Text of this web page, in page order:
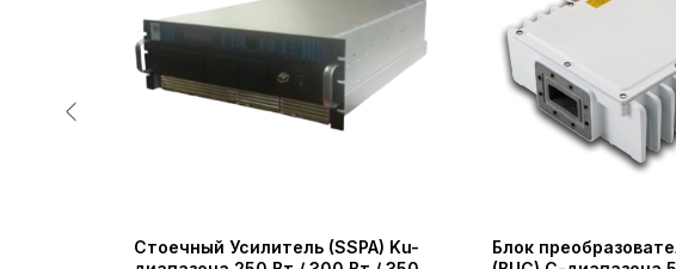
Стоечный Усилитель (SSPA) Ku-
Блок